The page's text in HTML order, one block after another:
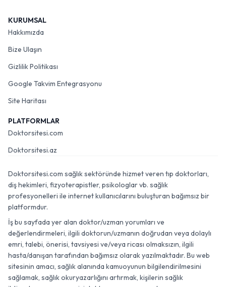
KURUMSAL
Hakkımızda
Bize Ulaşın
Gizlilik Politikası
Google Takvim Entegrasyonu
Site Haritası
PLATFORMLAR
Doktorsitesi.com
Doktorsitesi.az
Doktorsitesi.com sağlık sektöründe hizmet veren tıp doktorları,
diş hekimleri, fizyoterapistler, psikologlar vb. sağlık
profesyonelleri ile internet kullanıcılarını buluşturan bağımsız bir
platformdur.
İş bu sayfada yer alan doktor/uzman yorumları ve
değerlendirmeleri, ilgili doktorun/uzmanın doğrudan veya dolaylı
emri, talebi, önerisi, tavsiyesi ve/veya ricası olmaksızın, ilgili
hasta/danışan tarafından bağımsız olarak yazılmaktadır. Bu web
sitesinin amacı, sağlık alanında kamuoyunun bilgilendirilmesini
sağlamak, sağlık okuryazarlığını artırmak, kişilerin sağlık